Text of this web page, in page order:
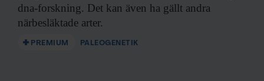
dna-forskning. Det kan även ha gällt andra
närbesläktade arter.
PREMIUM PALEOGENETIK